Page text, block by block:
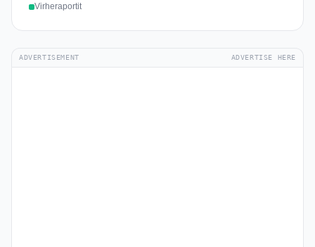
Virheraportit
ADVERTISEMENT ADVERTISE HERE